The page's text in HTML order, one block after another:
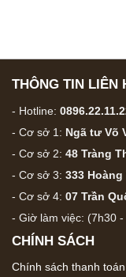
THÔNG TIN LIÊN
- Hotline:
- Cơ sở 1: Ngã tư Võ
- Cơ sở 2: 48 Tràng
- Cơ sở 3: 333 Hoàng
- Cơ sở 4: 07 Trần
- Giờ làm việc: (7h30
CHÍNH SÁCH
Chính sách thanh toán